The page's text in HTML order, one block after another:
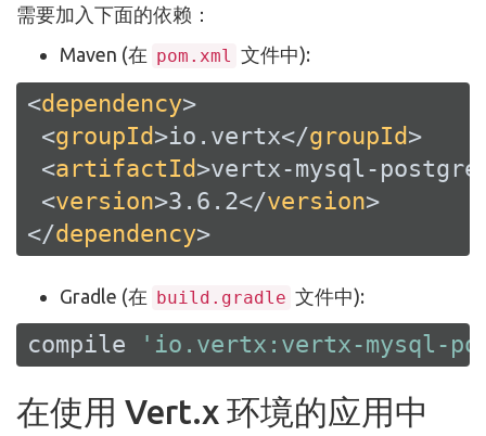
需要加入下面的依赖：
Maven (在 pom.xml 文件中):
<dependency>
<groupId>io.vertx</groupId>
<artifactId>vertx-mysql-
<version>3.6.2</version>
</dependency>
Gradle (在 build.gradle 文件中):
compile 'io.vertx:vertx-mysql-
在使用 Vert.x 环境的应用中